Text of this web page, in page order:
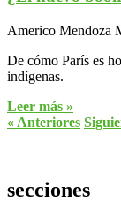
Americo Mendoza
De cómo París es
indígenas.
Leer más »
« Anteriores
secciones